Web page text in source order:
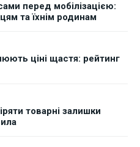
перед мобілізацією:
та їхнім родинам
ціні щастя: рейтинг
товарні залишки